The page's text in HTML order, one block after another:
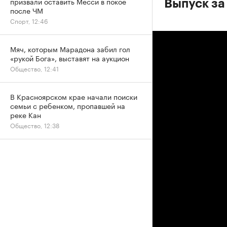
Выпуск
после ЧМ
Спорт, 12:46
Мяч, которым Марадона забил гол
«рукой Бога», выставят на аукцион
Общество, 12:41
В Красноярском крае начали поиски
семьи с ребенком, пропавшей на
реке Кан
Общество, 12:38